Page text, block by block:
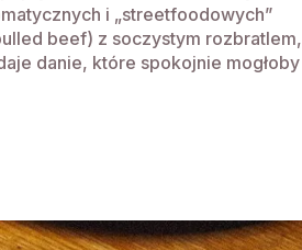
i „streetfoodowych”
beef) z soczystym rozbratlem,
danie, które spokojnie mogłoby